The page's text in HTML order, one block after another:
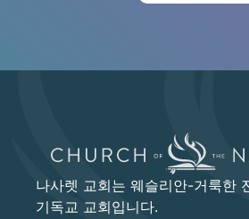
나사렛 교회는 웨슬리안-거룩한
기독교 교회입니다.